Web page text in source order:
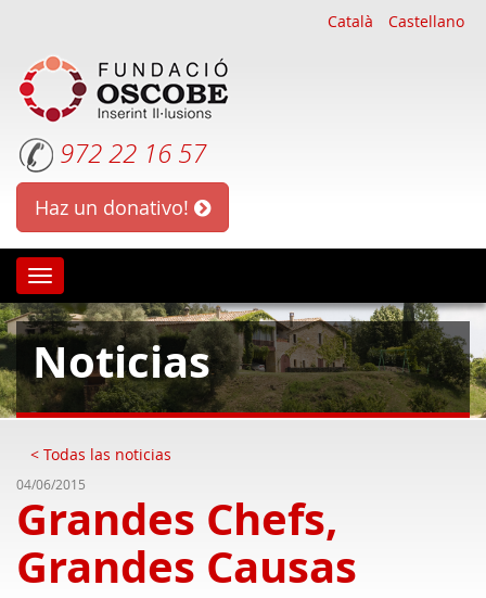
Català Castellano
972 22 16 57
Haz un donativo!
Oscobe
Noticias
< Todas las noticias
04/06/2015
Grandes Chefs,
Grandes Causas